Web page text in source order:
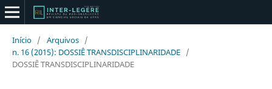
Início / Arquivos /
n. 16 (2015): DOSSIÊ TRANSDISCIPLINARIDADE /
DOSSIÊ TRANSDISCIPLINARIDADE